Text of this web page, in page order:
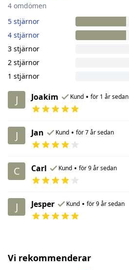
4 omdömen
5 stjärnor
4 stjärnor
3 stjärnor
2 stjärnor
1 stjärnor
J Joakim Kund • för 1 år sedan
J Jan Kund • för 7 år sedan
C Carl Kund • för 9 år sedan
J Jesper Kund • för 9 år sedan
Vi rekommenderar